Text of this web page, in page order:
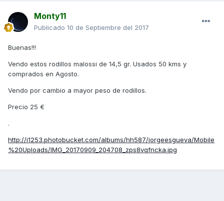
Monty11
Publicado 10 de Septiembre del 2017
Buenas!!!
Vendo estos rodillos malossi de 14,5 gr. Usados 50 kms y
comprados en Agosto.
Vendo por cambio a mayor peso de rodillos.
Precio 25 €
.
http://i1253.photobucket.com/albums/hh587/jorgeesgueva/Mobile
%20Uploads/IMG_20170909_204708_zps8vqfncka.jpg